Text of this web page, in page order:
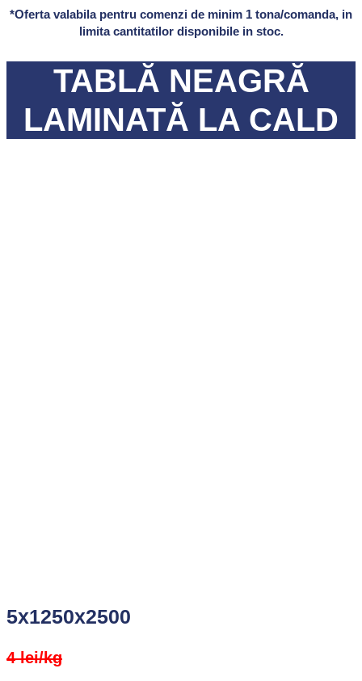
*Oferta valabila pentru comenzi de minim 1 tona/comanda, in
limita cantitatilor disponibile in stoc.
TABLĂ NEAGRĂ
LAMINATĂ LA CALD
5x1250x2500
4 lei/kg